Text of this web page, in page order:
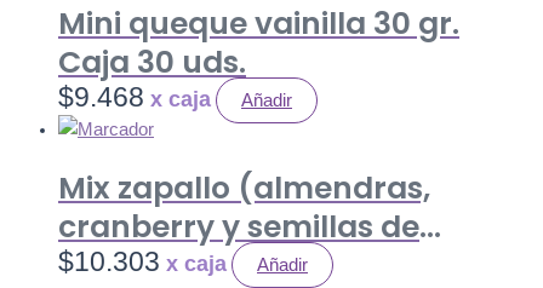
Mini queque vainilla 30 gr.
Caja 30 uds.
$9.468 Añadir
Mix zapallo (almendras,
cranberry y semillas de
zapallo) 35 gr. Caja 20 uds.
$10.303 Añadir